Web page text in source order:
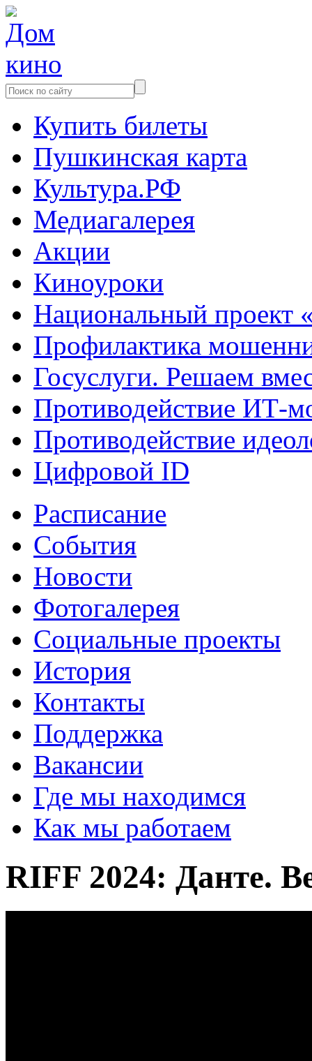
Купить билеты
Пушкинская карта
Культура.РФ
Медиагалерея
Акции
Киноуроки
Национальный проект
Профилактика
Госуслуги. Решаем
Противодействие ИТ-
Противодействие
Цифровой ID
Расписание
События
Новости
Фотогалерея
Социальные проекты
История
Контакты
Поддержка
Вакансии
Где мы находимся
Как мы работаем
RIFF 2024: Данте.